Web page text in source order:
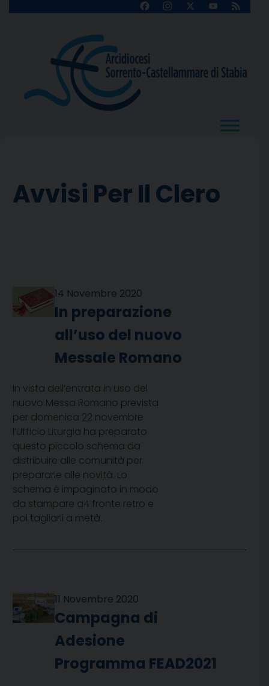
FacebookInstagram
X
YouTube
Feed
Avvisi Per Il Clero
14 Novembre 2020
In preparazione
all’uso del nuovo
Messale Romano
In vista dell’entrata in uso del
nuovo Messa Romano prevista
per domenica 22 novembre
l’Ufficio Liturgia ha preparato
questo piccolo schema da
distribuire alle comunità per
prepararle alle novità. Lo
schema è impaginato in modo
da stampare a4 fronte retro e
poi tagliarli a metà.
11 Novembre 2020
Campagna di
Adesione
Programma FEAD2021